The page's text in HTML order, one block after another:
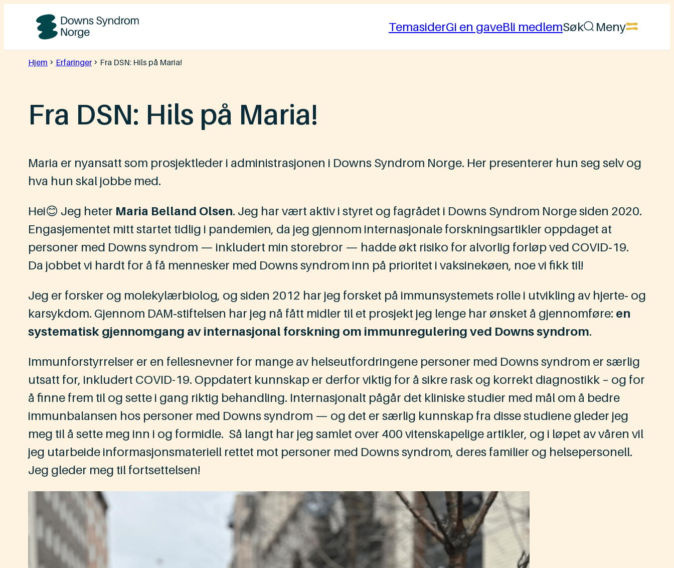
innhold
Downs
Syndrom
TemasiderGi en gaveBli medlemSøk Meny
Hjem Erfaringer Fra DSN: Hils på Maria!
Fra DSN: Hils på Maria!
Maria er nyansatt som prosjektleder i administrasjonen i Downs Syndrom Norge. Her presenterer hun seg selv og
hva hun skal jobbe med.
Hei😊 Jeg heter Maria Belland Olsen. Jeg har vært aktiv i styret og fagrådet i Downs Syndrom Norge siden 2020.
Engasjementet mitt startet tidlig i pandemi­en, da jeg gjennom internasjonale forskningsartikler oppdaget at
personer med Downs syndrom — inkludert min storebror — hadde økt risiko for alvorlig forløp ved COVID‑19.
Da jobbet vi hardt for å få mennesker med Downs syndrom inn på prioritet i vaksinekøen, noe vi fikk til!
Jeg er forsker og molekylærbiolog, og siden 2012 har jeg forsket på immunsystemets rolle i utvikling av hjerte‑ og
karsykdom. Gjennom DAM‑stiftelsen har jeg nå fått midler til et prosjekt jeg lenge har ønsket å gjennomføre: en
systematisk gjennomgang av internasjonal forskning om immunregulering ved Downs syndrom.
Immunforstyrrelser er en fellesnevner for mange av helseutfordringene personer med Downs syndrom er særlig
utsatt for, inkludert COVID-19. Oppdatert kunnskap er derfor viktig for å sikre rask og korrekt diagnostikk – og for
å finne frem til og sette i gang riktig behandling. Internasjonalt pågår det kliniske studier med mål om å bedre
immunbalansen hos personer med Downs syndrom — og det er særlig kunnskap fra disse studiene gleder jeg
meg til å sette meg inn i og formidle. Så langt har jeg samlet over 400 vitenskapelige artikler, og i løpet av våren vil
jeg utarbeide informasjonsmateriell rettet mot personer med Downs syndrom, deres familier og helsepersonell.
Jeg gleder meg til fortsettelsen!